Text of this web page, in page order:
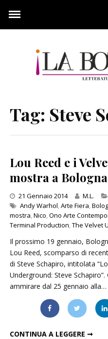
content
Tag: Steve
Lou Reed e i
mostra a Bologna
21 Gennaio 2014 M.L.
Andy Warhol,Arte Fiera,
mostra,Nico,Ono Arte
Terminal Production,The Velvet
Il prossimo 19 gennaio,
Lou Reed, scomparso di
di Steve Schapiro, intitolata
Underground: Steve
ammirare dal 25 gennaio alla…
CONTINUA A LEGGERE ➞